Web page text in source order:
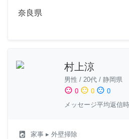
奈良県
村上涼
男性 / 20代 / 静岡県
sentiment_satisfied 0 sentiment_neutral 0 sentiment_dissatisfied 0
メッセージ平均返信
local_laundry_service 家事 ▸ 外壁掃除